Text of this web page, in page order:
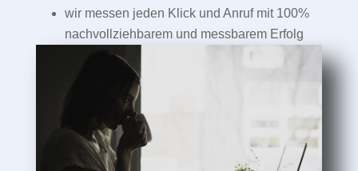
wir messen jeden Klick und Anruf mit 100%
nachvollziehbarem und messbarem Erfolg